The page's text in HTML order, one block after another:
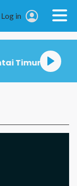
Log in
Timur